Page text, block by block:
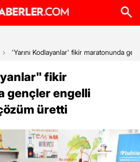
'Yarını Kodlayanlar' fikir maratonunda
fikir
gençler engelli
üretti